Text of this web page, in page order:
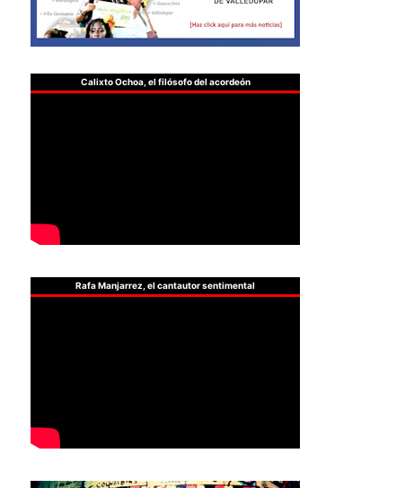
Calixto Ochoa, el filósofo del acordeón
Rafa Manjarrez, el cantautor sentimental